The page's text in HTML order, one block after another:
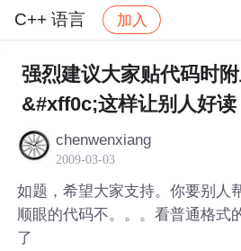
C++ 语言 加入
社区 C++ 语言 帖子详情
强烈建议大家贴代码时
&#xff0c;这样让别人好读
chenwenxiang
2009-03-03
如题，希望大家支持。你要别人
顺眼的代码不。。。看普通格式
了